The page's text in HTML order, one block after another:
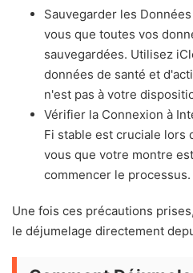
Sauvegarder les
vous que toutes vos
sauvegardées. Utilisez
données de santé et
n'est pas à votre
Vérifier la Connexion à
Fi stable est cruciale lors
vous que votre montre
commencer le processus.
Une fois ces précautions
le déjumelage directement